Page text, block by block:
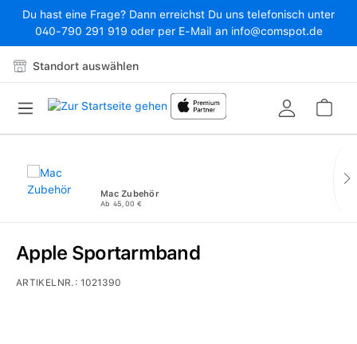
Zum Hauptinhalt springen
Du hast eine Frage? Dann erreichst Du uns telefonisch unter
040-790 291 919 oder per E-Mail an info@comspot.de
Standort auswählen
Mac Zubehör
Ab 45,00 €
Apple Sportarmband
ARTIKELNR.:1021390